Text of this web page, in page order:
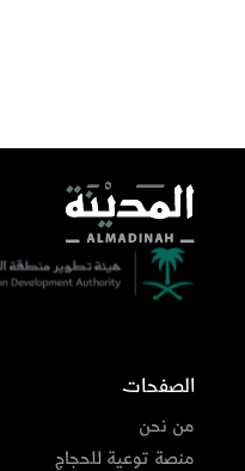
الصفحات
من نحن
منصة توعية للحجاج